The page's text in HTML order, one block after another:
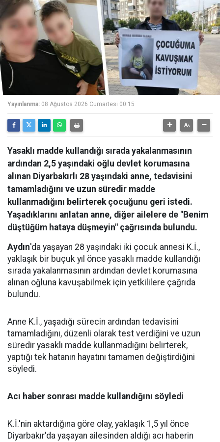
Yayınlanma: 08 Ağustos 2026 Cumartesi 00:15
Yasaklı madde kullandığı sırada yakalanmasının
ardından 2,5 yaşındaki oğlu devlet korumasına
alınan Diyarbakırlı 28 yaşındaki anne, tedavisini
tamamladığını ve uzun süredir madde
kullanmadığını belirterek çocuğunu geri istedi.
Yaşadıklarını anlatan anne, diğer ailelere de "Benim
düştüğüm hataya düşmeyin" çağrısında bulundu.
Aydın'da yaşayan 28 yaşındaki iki çocuk annesi K.İ.,
yaklaşık bir buçuk yıl önce yasaklı madde kullandığı
sırada yakalanmasının ardından devlet korumasına
alınan oğluna kavuşabilmek için yetkililere çağrıda
bulundu.
Anne K.İ., yaşadığı sürecin ardından tedavisini
tamamladığını, düzenli olarak test verdiğini ve uzun
süredir yasaklı madde kullanmadığını belirterek,
yaptığı tek hatanın hayatını tamamen değiştirdiğini
söyledi.
Acı haber sonrası madde kullandığını söyledi
K.İ.'nin aktardığına göre olay, yaklaşık 1,5 yıl önce
Diyarbakır'da yaşayan ailesinden aldığı acı haberin